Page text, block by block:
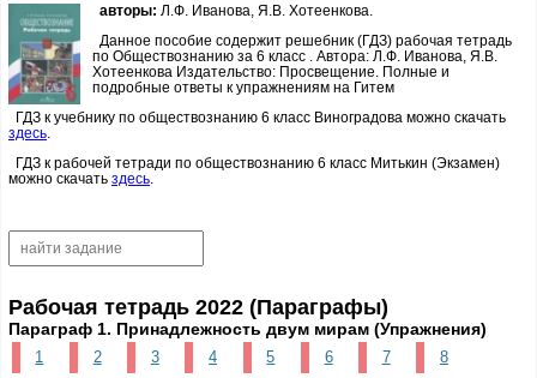
авторы: Л.Ф. Иванова, Я.В. Хотеенкова.
Данное пособие содержит решебник (ГДЗ) рабочая тетрадь
по Обществознанию за 6 класс . Автора: Л.Ф. Иванова, Я.В.
Хотеенкова Издательство: Просвещение. Полные и
подробные ответы к упражнениям на Гитем
ГДЗ к учебнику по обществознанию 6 класс Виноградова можно скачать
здесь
ГДЗ к рабочей тетради по обществознанию 6 класс Митькин (Экзамен)
можно скачать здесь
Рабочая тетрадь 2022 (Параграфы)
Параграф 1. Принадлежность двум мирам (Упражнения)
1 2 3 4 5 6 7 8